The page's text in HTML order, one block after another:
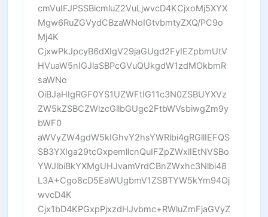
cmVuIFJPSSBicmluZ2VuLjwvcD4KCjxoMj5XYX
Mgw6RuZGVydCBzaWNoIGtvbmtyZXQ/PC9o
Mj4K
CjxwPkJpcyB6dXIgV29jaGUgd2FyIEZpbmUtV
HVuaW5nIGJlaSBPcGVuQUkgdW1zdMOkbmR
saWNo
OiBJaHIgRGF0YS1UZWFtIG11c3N0ZSBUYXVz
ZW5kZSBCZWlzcGllbGUgc2FtbWVsbiwgZm9y
bWF0
aWVyZW4gdW5kIGhvY2hsYWRlbi4gRGllIEFQS
SB3YXIga29tcGxpemllcnQuIFZpZWxlIEtNVSBo
YWJlbiBkYXMgUHJvamVrdCBnZWxhc3Nlbi48
L3A+Cgo8cD5EaWUgbmV1ZSBTYW5kYm94Oj
wvcD4K
Cjx1bD4KPGxpPjxzdHJvbmc+RWluZmFjaGVyZ